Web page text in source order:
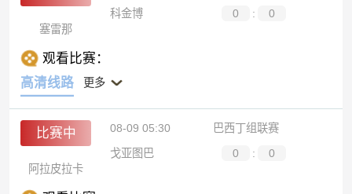
科金博
0 :
0
塞雷那
观看比赛：
高清线路
更多
比赛中 08-09 05:30
巴西丁组联赛
戈亚图巴
0 :
0
阿拉皮拉卡